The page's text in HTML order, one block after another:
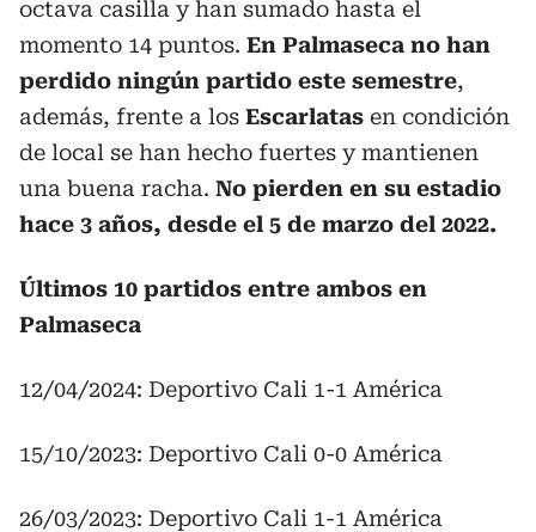
octava casilla y han sumado hasta el
momento 14 puntos. En Palmaseca no han
perdido ningún partido este semestre,
además, frente a los Escarlatas en condición
de local se han hecho fuertes y mantienen
una buena racha. No pierden en su estadio
hace 3 años, desde el 5 de marzo del 2022.
Últimos 10 partidos entre ambos en
Palmaseca
12/04/2024: Deportivo Cali 1-1 América
15/10/2023: Deportivo Cali 0-0 América
26/03/2023: Deportivo Cali 1-1 América